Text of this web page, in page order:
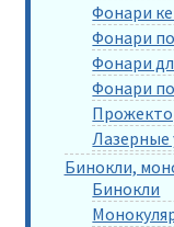
Фонари
Фонари
Фонари
Фонари
Лазерные
Бинокли,
Бинокли